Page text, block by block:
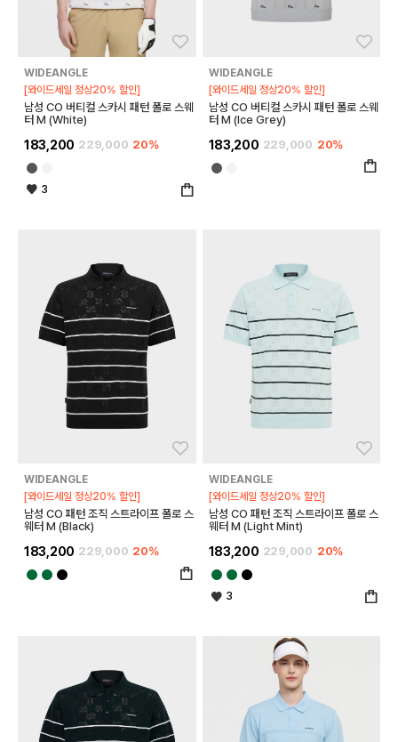
WIDEANGLE
[와이드세일 정상20% 할인]
남성 CO 버티컬 스카시 패턴 폴로 스웨
터 M (White)
183,200 229,000 20%
3
WIDEANGLE
[와이드세일 정상20% 할인]
남성 CO 버티컬 스카시 패턴 폴로 스웨
터 M (Ice Grey)
183,200 229,000 20%
WIDEANGLE
[와이드세일 정상20% 할인]
남성 CO 패턴 조직 스트라이프 폴로 스
웨터 M (Black)
183,200 229,000 20%
WIDEANGLE
[와이드세일 정상20% 할인]
남성 CO 패턴 조직 스트라이프 폴로 스
웨터 M (Light Mint)
183,200 229,000 20%
3